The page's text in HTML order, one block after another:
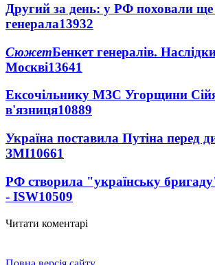
Другий за день: у РФ поховали ще
генерала13932
СюжетБенкет генералів.
Москві13641
Ексочільнику МЗС Угорщини
в'язниця10889
Україна поставила Путіна перед
ЗМІ10661
РФ створила "українську
- ISW10509
Читати коментарі